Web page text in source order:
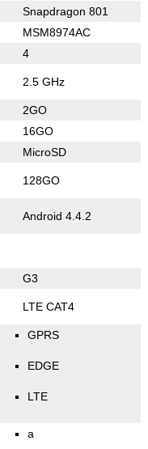
Snapdragon 801
MSM8974AC
4
2.5 GHz
2GO
16GO
MicroSD
128GO
Android 4.4.2
G3
LTE CAT4
GPRS
EDGE
LTE
a